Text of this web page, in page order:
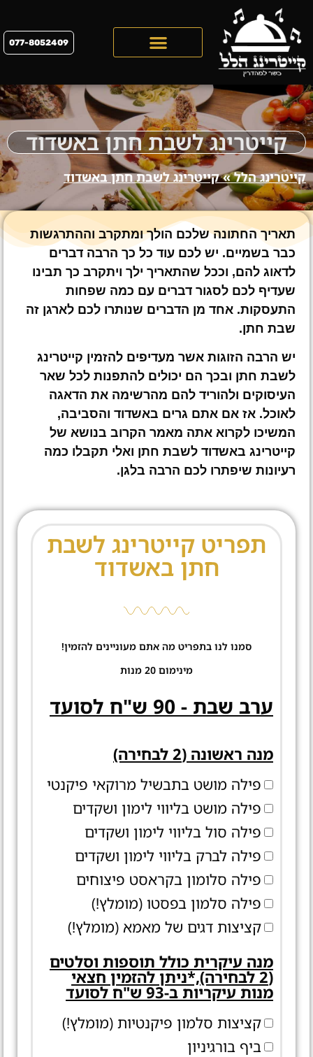
077-8052409
קייטרינג לשבת חתן באשדוד
קייטרינג הלל»קייטרינג לשבת חתן באשדוד
תאריך החתונה שלכם הולך ומתקרב וההתרגשות
כבר בשמיים. יש לכם עוד כל כך הרבה דברים
לדאוג להם, וככל שהתאריך ילך ויתקרב כך תבינו
שעדיף לכם לסגור דברים עם כמה שפחות
התעסקות. אחד מן הדברים שנותרו לכם לארגן זה
שבת חתן.
יש הרבה הזוגות אשר מעדיפים להזמין קייטרינג
לשבת חתן ובכך הם יכולים להתפנות לכל שאר
העיסוקים ולהוריד להם מהרשימה את הדאגה
לאוכל. אז אם אתם גרים באשדוד והסביבה,
המשיכו לקרוא אתה מאמר הקרוב בנושא של
קייטרינג באשדוד לשבת חתן ואלי תקבלו כמה
רעיונות שיפתרו לכם הרבה בלגן.
תפריט קייטרינג לשבת
חתן באשדוד
סמנו לנו בתפריט מה אתם מעוניינים להזמין!
מינימום 20 מנות
ערב שבת - 90 ש"ח לסועד
מנה ראשונה (2 לבחירה)
פילה מושט בתבשיל מרוקאי פיקנטי
פילה מושט בליווי לימון ושקדים
פילה סול בליווי לימון ושקדים
פילה לברק בליווי לימון ושקדים
פילה סלומון בקראסט פיצוחים
פילה סלמון בפסטו (מומלץ!)
קציצות דגים של מאמא (מומלץ!)
מנה עיקרית כולל תוספות וסלטים
(2 לבחירה),*ניתן להזמין חצאי
מנות עיקריות ב-93 ש"ח לסועד
קציצות סלמון פיקנטיות (מומלץ!)
ביף בורגיניון